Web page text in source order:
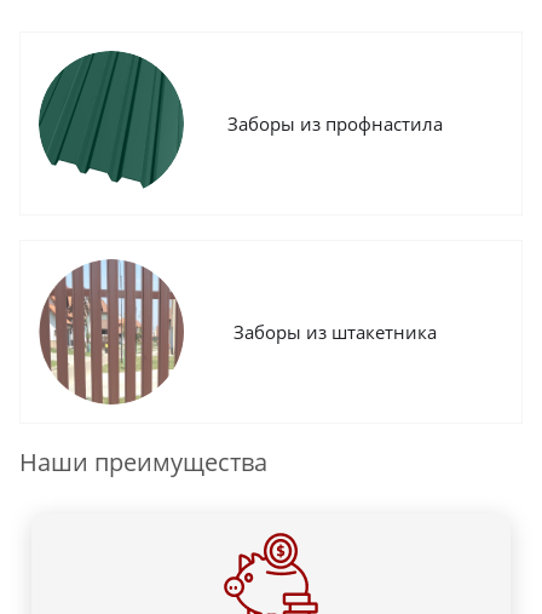
Заборы из профнастила
Заборы из штакетника
Наши преимущества